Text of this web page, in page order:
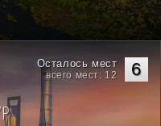
6
Осталось мест
всего мест: 12